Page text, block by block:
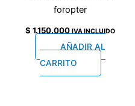
foropter
$ 1.150.000 IVA INCLUIDO
AÑADIR AL
CARRITO